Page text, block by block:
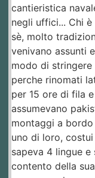
cantieristica
negli uffici... Chi
sè, molto
venivano assunti
modo di
perche rinomati
per 15 ore di fila
assumevano
montaggi a
uno di loro,
sapeva 4 lingue
contento della